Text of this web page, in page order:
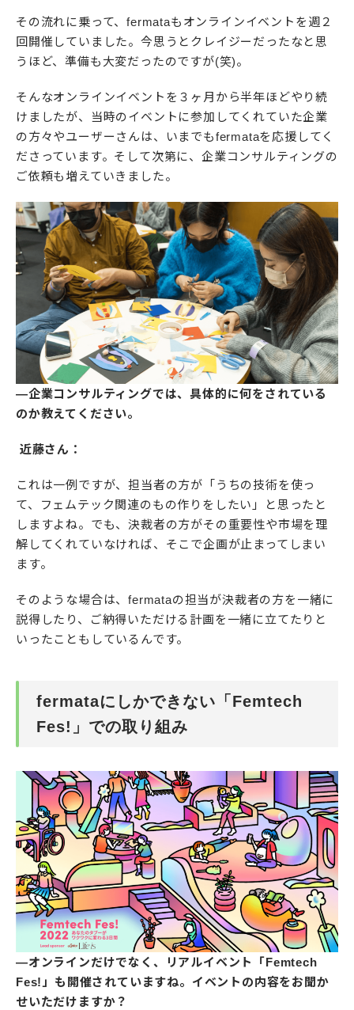
その流れに乗って、fermataもオンラインイベントを週２
回開催していました。今思うとクレイジーだったなと思
うほど、準備も大変だったのですが(笑)。
そんなオンラインイベントを３ヶ月から半年ほどやり続
けましたが、当時のイベントに参加してくれていた企業
の方々やユーザーさんは、いまでもfermataを応援してく
ださっています。そして次第に、企業コンサルティングの
ご依頼も増えていきました。
―企業コンサルティングでは、具体的に何をされている
のか教えてください。
近藤さん：
これは一例ですが、担当者の方が「うちの技術を使っ
て、フェムテック関連のもの作りをしたい」と思ったと
しますよね。でも、決裁者の方がその重要性や市場を理
解してくれていなければ、そこで企画が止まってしまい
ます。
そのような場合は、fermataの担当が決裁者の方を一緒に
説得したり、ご納得いただける計画を一緒に立てたりと
いったこともしているんです。
fermataにしかできない「Femtech
Fes!」での取り組み
―オンラインだけでなく、リアルイベント「Femtech
Fes!」も開催されていますね。イベントの内容をお聞か
せいただけますか？